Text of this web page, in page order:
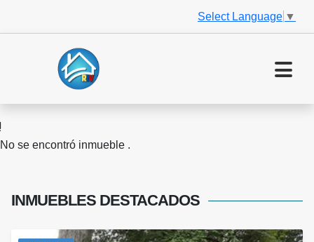
Select Language ▼
No se encontró inmueble .
INMUEBLES DESTACADOS